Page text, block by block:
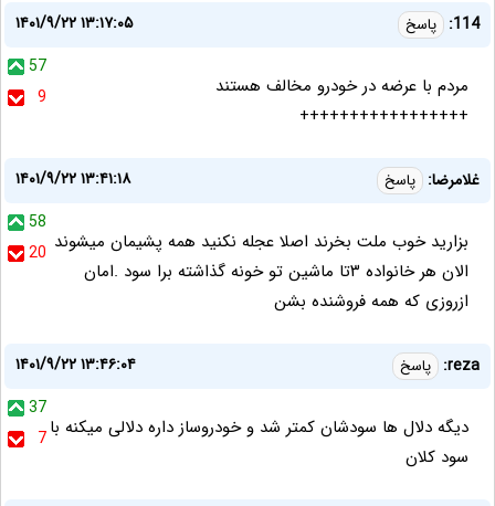
114: پاسخ
۱۴۰۱/۹/۲۲ ۱۳:۱۷:۰۵
57
9
مردم با عرضه در خودرو مخالف هستند
+++++++++++++++++
غلامرضا: پاسخ
۱۴۰۱/۹/۲۲ ۱۳:۴۱:۱۸
58
20 بزارید خوب ملت بخرند اصلا عجله نکنید همه پشیمان میشوند
الان هر خانواده ۳تا ماشین تو خونه گذاشته برا سود .امان
ازروزی که همه فروشنده بشن
reza: پاسخ
۱۴۰۱/۹/۲۲ ۱۳:۴۶:۰۴
37
7دیگه دلال ها سودشان کمتر شد و خودروساز داره دلالی میکنه با
سود کلان